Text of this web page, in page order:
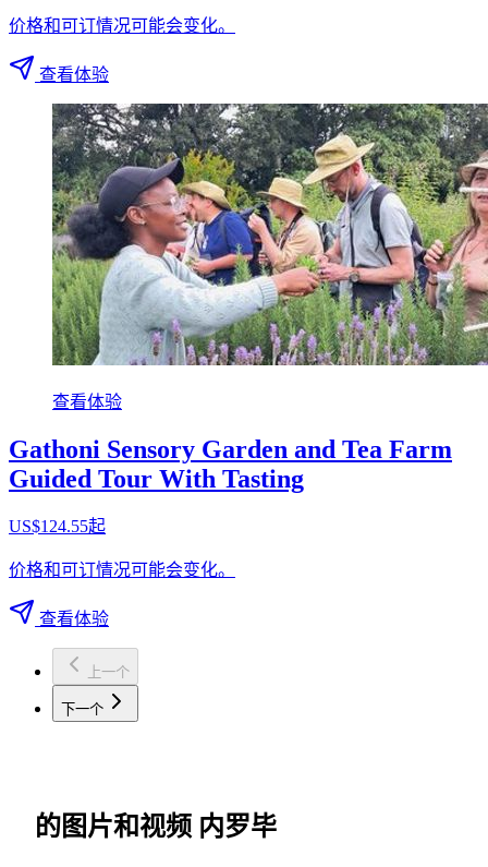
价格和可订情况可能会变化。
查看体验
查看体验
Gathoni Sensory Garden and Tea Farm
Guided Tour With Tasting
US$124.55起
价格和可订情况可能会变化。
查看体验
上一个
下一个
的图片和视频 内罗毕